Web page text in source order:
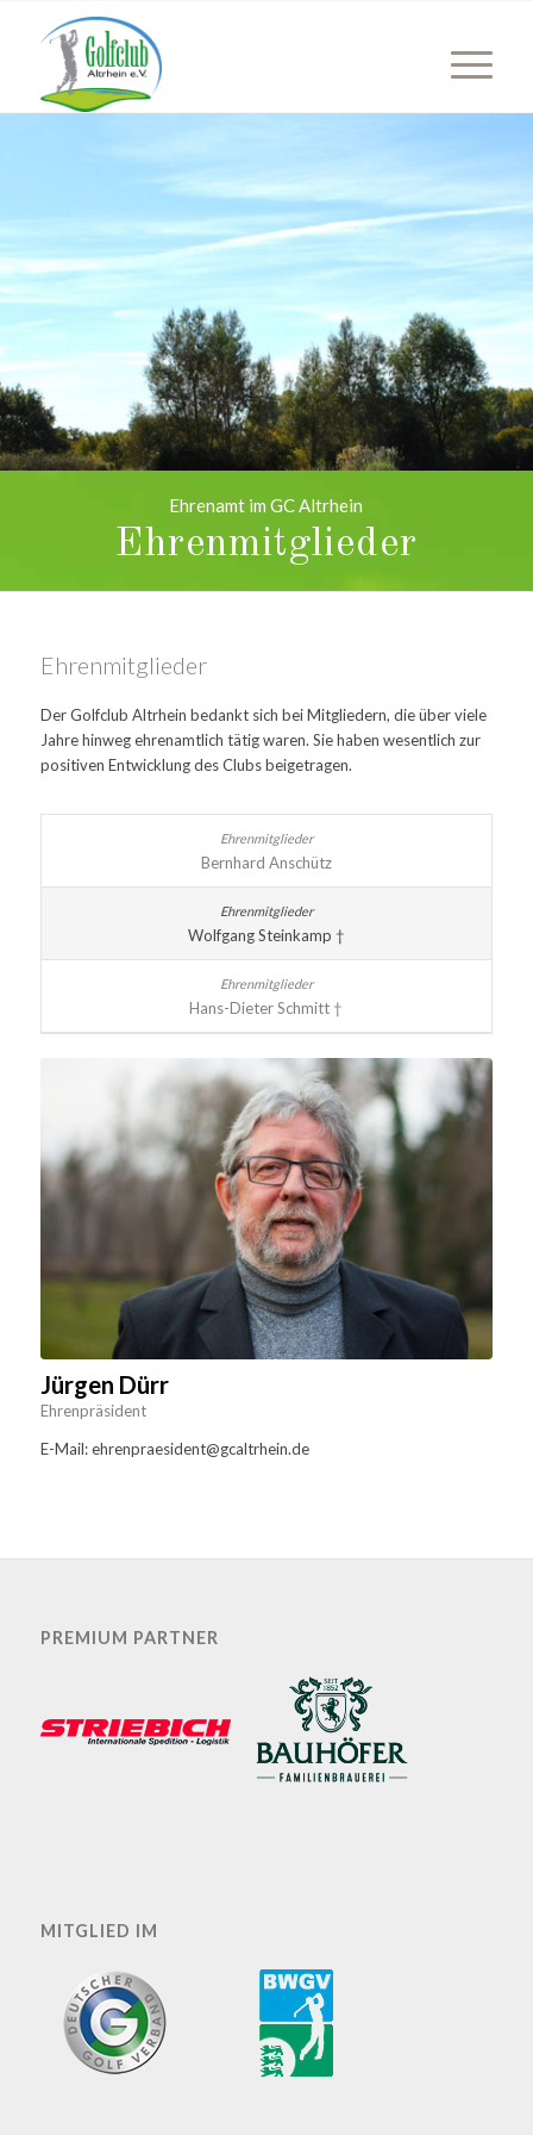
Ehrenamt im GC Altrhein
Ehrenmitglieder
Ehrenmitglieder
Der Golfclub Altrhein bedankt sich bei Mitgliedern, die über viele
Jahre hinweg ehrenamtlich tätig waren. Sie haben wesentlich zur
positiven Entwicklung des Clubs beigetragen.
Bernhard Anschütz
Wolfgang Steinkamp †
Hans-Dieter Schmitt †
Jürgen Dürr
Ehrenpräsident
E-Mail: ehrenpraesident@gcaltrhein.de
PREMIUM PARTNER
MITGLIED IM